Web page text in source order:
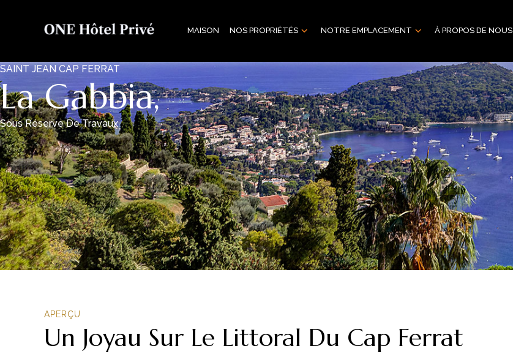
MAISON NOS PROPRIÉTÉS NOTRE EMPLACEMENT À PROPOS DE NOUS
SAINT JEAN CAP FERRAT
La Gabbia,
Sous Réserve De Travaux
APERÇU
Un Joyau Sur Le Littoral Du Cap Ferrat